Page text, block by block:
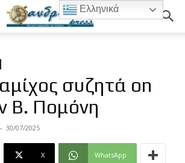
συζητά on
Β. Πομόνη
- 30/07/2025
X WhatsApp
Ελληνικά